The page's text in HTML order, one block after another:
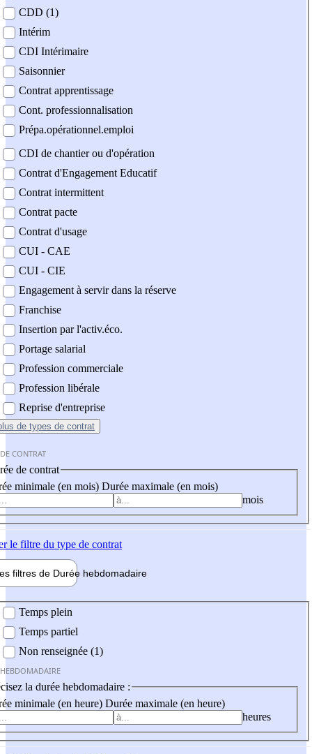
CDD (1)
Intérim
CDI Intérimaire
Saisonnier
Contrat apprentissage
Cont. professionnalisation
Prépa.opérationnel.emploi
CDI de chantier ou d'opération
Contrat d'Engagement Educatif
Contrat intermittent
Contrat pacte
Contrat d'usage
CUI - CAE
CUI - CIE
Engagement à servir dans la réserve
Franchise
Insertion par l'activ.éco.
Portage salarial
Profession commerciale
Profession libérale
Reprise d'entreprise
de types de contrat
CONTRAT
de contrat
minimale (en mois) Durée maximale (en mois)
mois
le filtre du type de contrat
filtres de Durée hebdomadaire
Temps plein
Temps partiel
Non renseignée (1)
la durée hebdomadaire :
minimale (en heure) Durée maximale (en heure)
heures